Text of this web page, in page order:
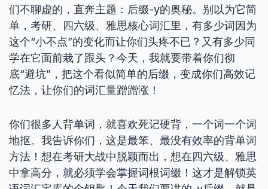
们不聊虚的，直奔主题：后缀-y的奥秘。别以为它简
单，考研、四六级、雅思核心词汇里，有多少词因为
这个“小不点”的变化而让你们头疼不已？又有多少同
学在它面前栽了跟头？今天，我就要带着你们彻
底“避坑”，把这个看似简单的后缀，变成你们高效记
忆法，让你们的词汇量蹭蹭涨！
你们很多人背单词，就喜欢死记硬背，一个词一个词
地抠。我告诉你们，这是最笨、最没有效率的背单词
方法！想在考研大战中脱颖而出，想在四六级、雅思
中拿高分，就必须学会掌握词根词缀！这才是解锁英